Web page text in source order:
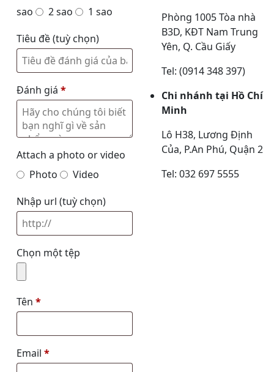
Phòng 1005 Tòa nhà
B3D, KĐT Nam Trung
Yên, Q. Cầu Giấy
Tel: (0914 348 397)
Chi nhánh tại Hồ Chí
Minh
Lô H38, Lương Định
Của, P.An Phú, Quận 2
Tel: 032 697 5555
sao
2 sao
1 sao
Tiêu đề(tuỳ chọn)
Đánh giá *
Attach a photo or video
Photo
Video
Nhập url (tuỳ chọn)
Chọn một tệp
Tên *
Email *